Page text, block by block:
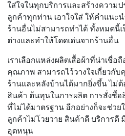
ใส่ใจในทุกบริการและสร้างความ
ลูกค้าทุกท่าน เอาใจใส่ ให้คำแน
ร้านอื่นไม่สามารถทำได้ ทั้งหมดนี้
ต่างและทำให้โดดเด่นจากร้านอื่น
เราเลือกแหล่งผลิตเสื้อผ้าที่น่าเชื่อ
คุณภาพ สามารถไว้วางใจเกี่ยวกั
ร้านและหลังบ้านได้มากยิ่งขึ้น ไม่ต้
สินค้า ต้นทุนในการผลิต การสั่งซื้
ที่ไม่ได้มาตรฐาน อีกอย่างก็จะช่วย
ลูกค้าไม่โวยวาย สินค้าดี บริการดี
อุดหนุน